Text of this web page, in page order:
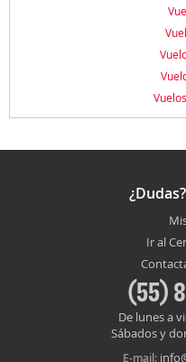
Ir al
(55)
De lunes a
Sábados y
E-mail: